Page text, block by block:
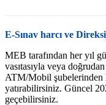
E-Sınav harcı ve
MEB tarafından her yıl
vasıtasıyla veya
ATM/Mobil şubelerinden
yatırabilirsiniz. Güncel
geçebilirsiniz.